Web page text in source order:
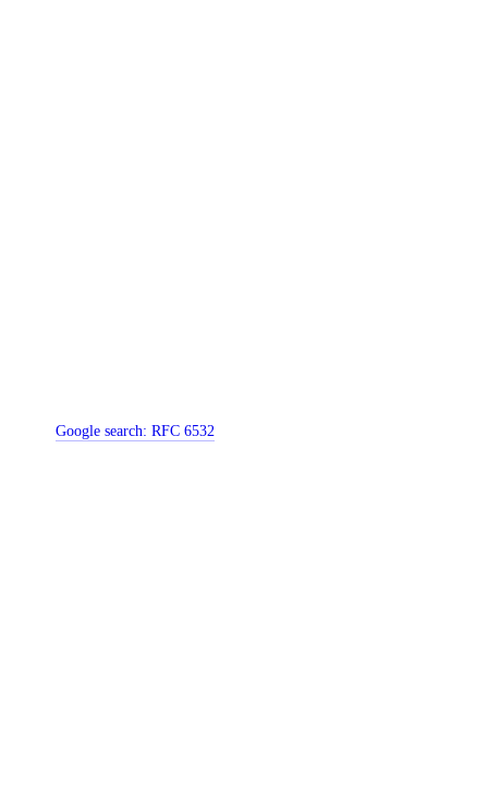
Google search:RFC 6532